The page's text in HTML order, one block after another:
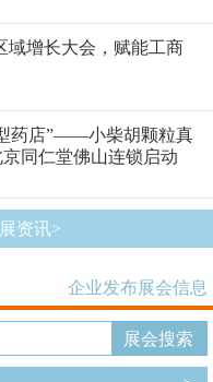
域增长大会，赋能工商
药店”——小柴胡颗粒真
同仁堂佛山连锁启动
资讯>
企业发布展会信息